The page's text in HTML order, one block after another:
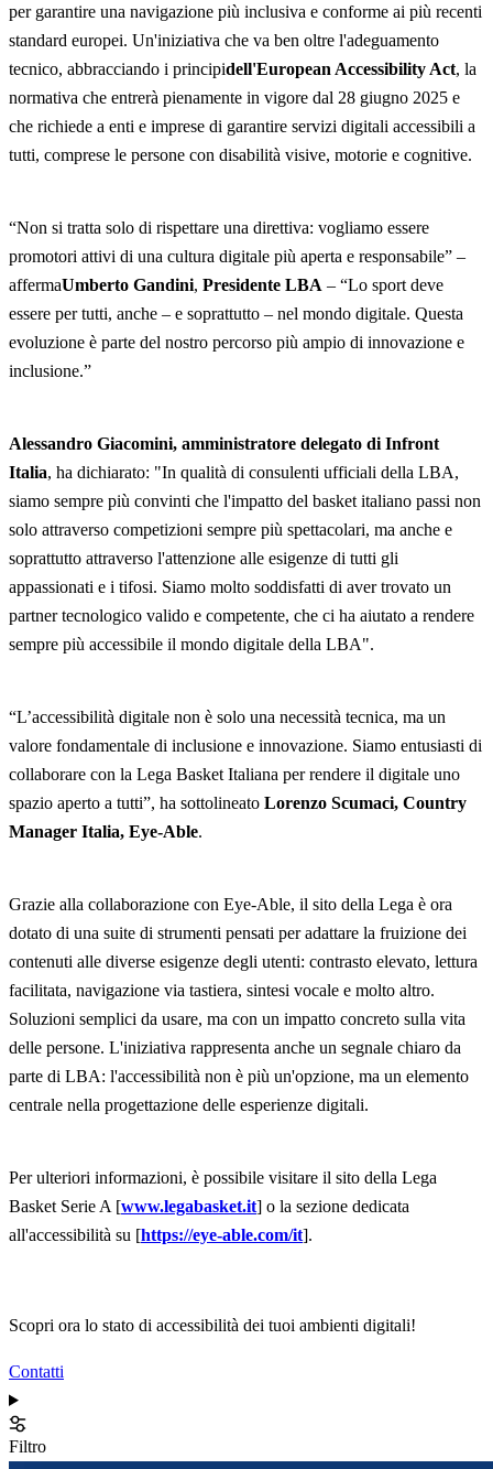
per garantire una navigazione più inclusiva e conforme ai più recenti
standard europei. Un'iniziativa che va ben oltre l'adeguamento
tecnico, abbracciando i principidell'European Accessibility Act, la
normativa che entrerà pienamente in vigore dal 28 giugno 2025 e
che richiede a enti e imprese di garantire servizi digitali accessibili a
tutti, comprese le persone con disabilità visive, motorie e cognitive.
“Non si tratta solo di rispettare una direttiva: vogliamo essere
promotori attivi di una cultura digitale più aperta e responsabile” –
affermaUmberto Gandini, Presidente LBA – “Lo sport deve
essere per tutti, anche – e soprattutto – nel mondo digitale. Questa
evoluzione è parte del nostro percorso più ampio di innovazione e
inclusione.”
Alessandro Giacomini, amministratore delegato di Infront
Italia, ha dichiarato: "In qualità di consulenti ufficiali della LBA,
siamo sempre più convinti che l'impatto del basket italiano passi non
solo attraverso competizioni sempre più spettacolari, ma anche e
soprattutto attraverso l'attenzione alle esigenze di tutti gli
appassionati e i tifosi. Siamo molto soddisfatti di aver trovato un
partner tecnologico valido e competente, che ci ha aiutato a rendere
sempre più accessibile il mondo digitale della LBA".
“L’accessibilità digitale non è solo una necessità tecnica, ma un
valore fondamentale di inclusione e innovazione. Siamo entusiasti di
collaborare con la Lega Basket Italiana per rendere il digitale uno
spazio aperto a tutti”, ha sottolineato Lorenzo Scumaci, Country
Manager Italia, Eye-Able.
Grazie alla collaborazione con Eye-Able, il sito della Lega è ora
dotato di una suite di strumenti pensati per adattare la fruizione dei
contenuti alle diverse esigenze degli utenti: contrasto elevato, lettura
facilitata, navigazione via tastiera, sintesi vocale e molto altro.
Soluzioni semplici da usare, ma con un impatto concreto sulla vita
delle persone. L'iniziativa rappresenta anche un segnale chiaro da
parte di LBA: l'accessibilità non è più un'opzione, ma un elemento
centrale nella progettazione delle esperienze digitali.
Per ulteriori informazioni, è possibile visitare il sito della Lega
Basket Serie A [www.legabasket.it] o la sezione dedicata
all'accessibilità su [https://eye-able.com/it].
Scopri ora lo stato di accessibilità dei tuoi ambienti digitali!
Contatti
Filtro